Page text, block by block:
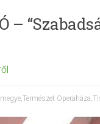
–
,Természet Operaháza,